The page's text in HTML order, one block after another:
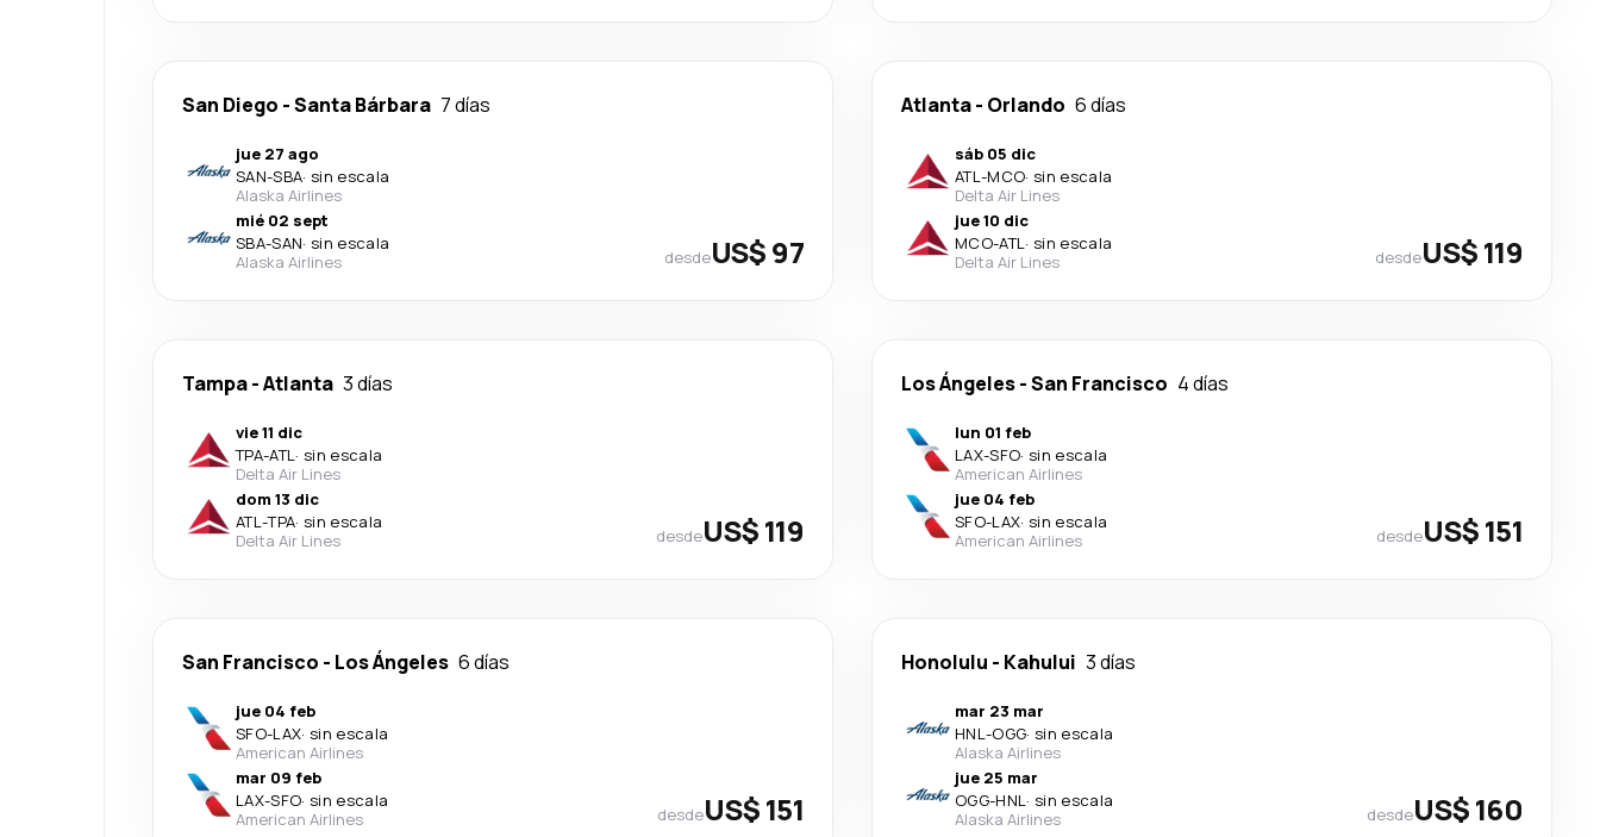
San Diego -Santa Bárbara 7 días
jue 27 ago
SAN-SBA· sin escala
Alaska Airlines
mié 02 sept
SBA-SAN· sin escala
Alaska Airlines
desdeUS$ 97
Atlanta- Orlando 6 días
sáb 05 dic
ATL-MCO· sin escala
Delta Air Lines
jue 10 dic
MCO-ATL· sin escala
Delta Air Lines
desdeUS$ 119
Tampa-Atlanta 3 días
vie 11 dic
TPA-ATL· sin escala
Delta Air Lines
dom 13 dic
ATL-TPA· sin escala
Delta Air Lines
desdeUS$ 119
Los Ángeles-San Francisco 4 días
lun 01 feb
LAX-SFO· sin escala
American Airlines
jue 04 feb
SFO-LAX· sin escala
American Airlines
desdeUS$ 151
San Francisco - Los Ángeles 6 días
jue 04 feb
SFO-LAX· sin escala
American Airlines
mar 09 feb
LAX-SFO· sin escala
American Airlines
desdeUS$ 151
Honolulu - Kahului 3 días
mar 23 mar
HNL-OGG· sin escala
Alaska Airlines
jue 25 mar
OGG-HNL· sin escala
Alaska Airlines
desdeUS$ 160